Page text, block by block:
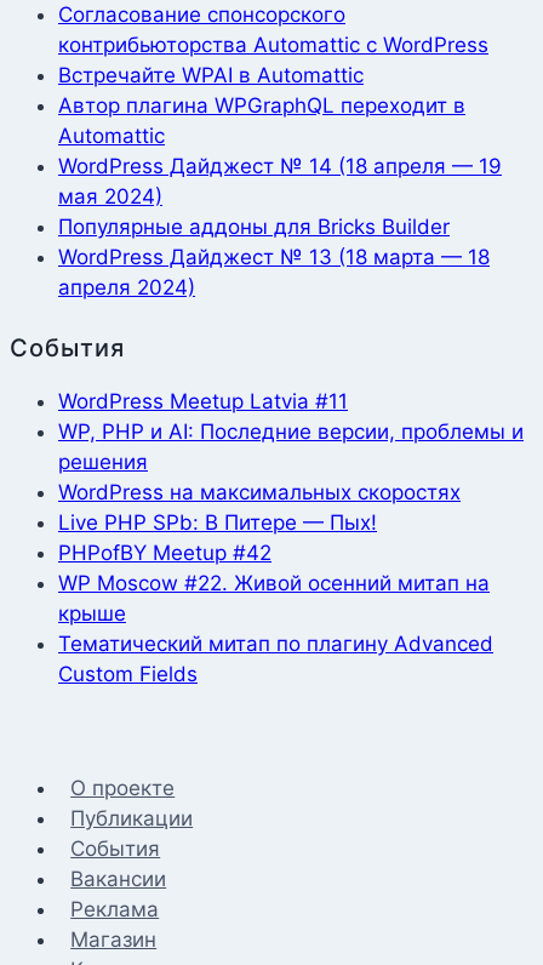
Согласование спонсорского
контрибьюторства Automattic с WordPress
Встречайте WPAI в Automattic
Автор плагина WPGraphQL переходит в
Automattic
WordPress Дайджест № 14 (18 апреля — 19
мая 2024)
Популярные аддоны для Bricks Builder
WordPress Дайджест № 13 (18 марта — 18
апреля 2024)
События
WordPress Meetup Latvia #11
WP, PHP и AI: Последние версии, проблемы и
решения
WordPress на максимальных скоростях
Live PHP SPb: В Питере — Пых!
PHPofBY Meetup #42
WP Moscow #22. Живой осенний митап на
крыше
Тематический митап по плагину Advanced
Custom Fields
О проекте
Публикации
События
Вакансии
Реклама
Магазин